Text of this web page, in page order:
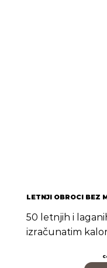
LETNJI OBROCI BEZ
50 letnjih i
izračunatim